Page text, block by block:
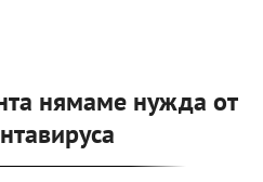
нямаме нужда от